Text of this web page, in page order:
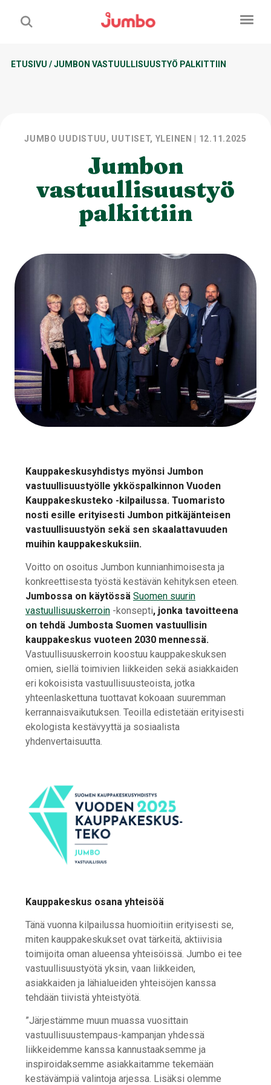
ETUSIVU /JUMBON VASTUULLISUUSTYÖ PALKITTIIN
JUMBO UUDISTUU, UUTISET, YLEINEN | 12.11.2025
Jumbon
vastuullisuustyö
palkittiin
Kauppakeskusyhdistys myönsi Jumbon
vastuullisuustyölle ykköspalkinnon Vuoden
Kauppakeskusteko -kilpailussa. Tuomaristo
nosti esille erityisesti Jumbon pitkäjänteisen
vastuullisuustyön sekä sen skaalattavuuden
muihin kauppakeskuksiin.
Voitto on osoitus Jumbon kunnianhimoisesta ja
konkreettisesta työstä kestävän kehityksen eteen.
Jumbossa on käytössä Suomen suurin
vastuullisuuskerroin -konsepti, jonka tavoitteena
on tehdä Jumbosta Suomen vastuullisin
kauppakeskus vuoteen 2030 mennessä.
Vastuullisuuskerroin koostuu kauppakeskuksen
omien, siellä toimivien liikkeiden sekä asiakkaiden
eri kokoisista vastuullisuusteoista, jotka
yhteenlaskettuna tuottavat kokoaan suuremman
kerrannaisvaikutuksen. Teoilla edistetään erityisesti
ekologista kestävyyttä ja sosiaalista
yhdenvertaisuutta.
Kauppakeskus osana yhteisöä
Tänä vuonna kilpailussa huomioitiin erityisesti se,
miten kauppakeskukset ovat tärkeitä, aktiivisia
toimijoita oman alueensa yhteisöissä. Jumbo ei tee
vastuullisuustyötä yksin, vaan liikkeiden,
asiakkaiden ja lähialueiden yhteisöjen kanssa
tehdään tiivistä yhteistyötä.
”Järjestämme muun muassa vuosittain
vastuullisuustempaus-kampanjan yhdessä
liikkeidemme kanssa kannustaaksemme ja
inspiroidaksemme asiakkaitamme tekemään
kestävämpiä valintoja arjessa. Lisäksi olemme